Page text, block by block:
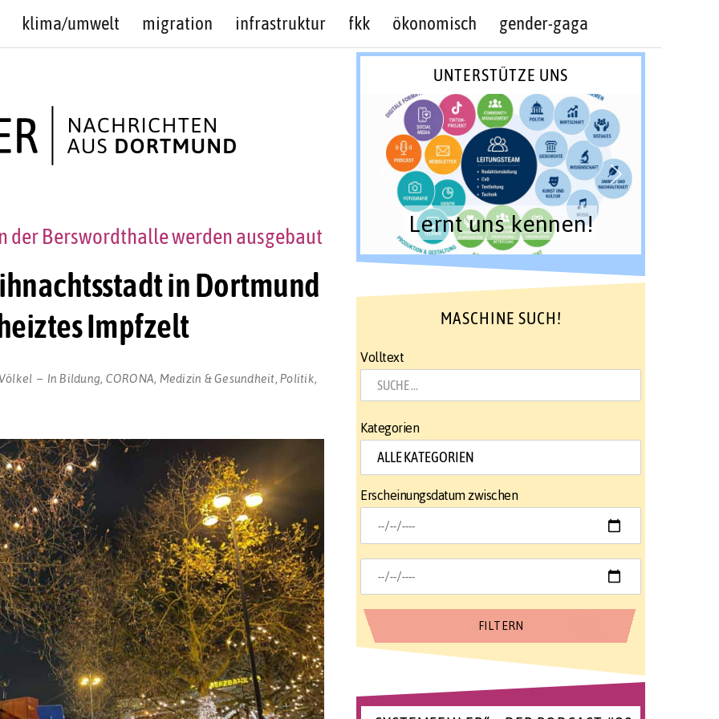
klima/umwelt migration infrastruktur fkk ökonomisch gender-gaga
in Dortmund
Impfzelt
der Berswordthalle werden ausgebaut
In Bildung CORONA Medizin & Gesundheit Politik
UNTERSTÜTZE UNS
Lernt uns kennen!
MASCHINE SUCH!
Volltext
Kategorien
Erscheinungsdatum zwischen